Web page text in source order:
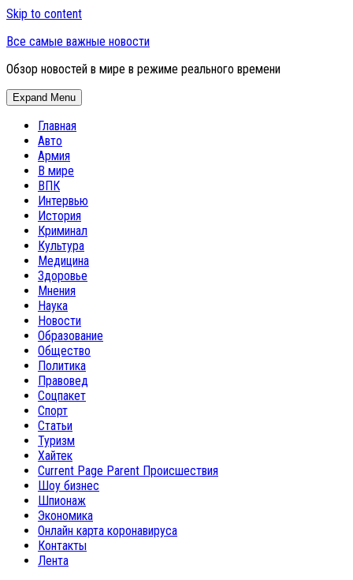
Skip to content
Все самые важные новости
Обзор новостей в мире в режиме реального времени
Expand Menu
Главная
Авто
Армия
В мире
ВПК
Интервью
История
Криминал
Культура
Медицина
Здоровье
Мнения
Наука
Новости
Образование
Общество
Политика
Правовед
Соцпакет
Спорт
Статьи
Туризм
Хайтек
Current Page Parent Происшествия
Шоу бизнес
Шпионаж
Экономика
Онлайн карта коронавируса
Контакты
Лента